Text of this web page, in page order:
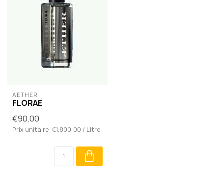
AETHER
FLORAE
€90,00
Prix unitaire: €1.800,00 / Litre